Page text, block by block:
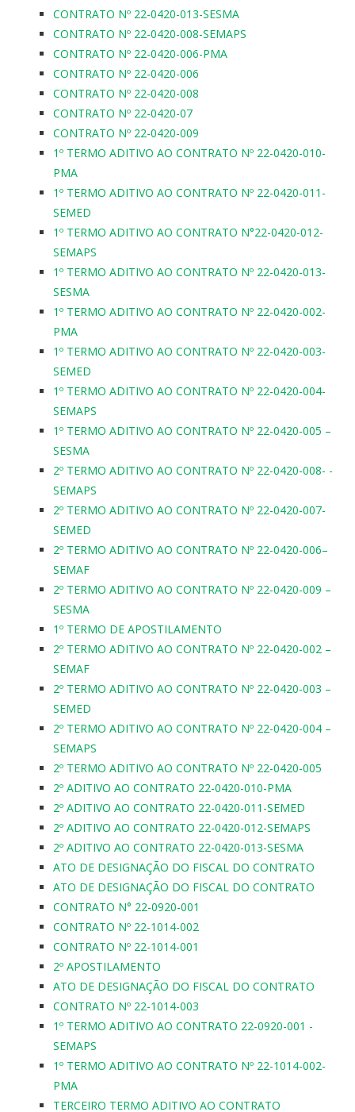
CONTRATO Nº 22-0420-013-SESMA
CONTRATO Nº 22-0420-008-SEMAPS
CONTRATO Nº 22-0420-006-PMA
CONTRATO Nº 22-0420-006
CONTRATO Nº 22-0420-008
CONTRATO Nº 22-0420-07
CONTRATO Nº 22-0420-009
1º TERMO ADITIVO AO CONTRATO Nº 22-0420-010-
PMA
1º TERMO ADITIVO AO CONTRATO Nº 22-0420-011-
SEMED
1º TERMO ADITIVO AO CONTRATO N°22-0420-012-
SEMAPS
1º TERMO ADITIVO AO CONTRATO Nº 22-0420-013-
SESMA
1º TERMO ADITIVO AO CONTRATO Nº 22-0420-002-
PMA
1º TERMO ADITIVO AO CONTRATO Nº 22-0420-003-
SEMED
1º TERMO ADITIVO AO CONTRATO Nº 22-0420-004-
SEMAPS
1º TERMO ADITIVO AO CONTRATO Nº 22-0420-005 –
SESMA
2º TERMO ADITIVO AO CONTRATO Nº 22-0420-008- -
SEMAPS
2º TERMO ADITIVO AO CONTRATO Nº 22-0420-007-
SEMED
2º TERMO ADITIVO AO CONTRATO Nº 22-0420-006–
SEMAF
2º TERMO ADITIVO AO CONTRATO Nº 22-0420-009 –
SESMA
1º TERMO DE APOSTILAMENTO
2º TERMO ADITIVO AO CONTRATO Nº 22-0420-002 –
SEMAF
2º TERMO ADITIVO AO CONTRATO Nº 22-0420-003 –
SEMED
2º TERMO ADITIVO AO CONTRATO Nº 22-0420-004 –
SEMAPS
2º TERMO ADITIVO AO CONTRATO Nº 22-0420-005
2º ADITIVO AO CONTRATO 22-0420-010-PMA
2º ADITIVO AO CONTRATO 22-0420-011-SEMED
2º ADITIVO AO CONTRATO 22-0420-012-SEMAPS
2º ADITIVO AO CONTRATO 22-0420-013-SESMA
ATO DE DESIGNAÇÃO DO FISCAL DO CONTRATO
ATO DE DESIGNAÇÃO DO FISCAL DO CONTRATO
CONTRATO N° 22-0920-001
CONTRATO Nº 22-1014-002
CONTRATO Nº 22-1014-001
2º APOSTILAMENTO
ATO DE DESIGNAÇÃO DO FISCAL DO CONTRATO
CONTRATO Nº 22-1014-003
1º TERMO ADITIVO AO CONTRATO 22-0920-001 -
SEMAPS
1º TERMO ADITIVO AO CONTRATO Nº 22-1014-002-
PMA
TERCEIRO TERMO ADITIVO AO CONTRATO